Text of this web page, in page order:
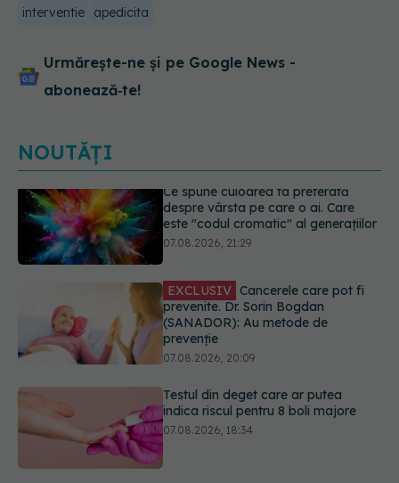
interventie
apedicita
Urmărește-ne și pe Google News -
abonează‑te!
NOUTĂȚI
EXCLUSIV Cancerele care pot fi
prevenite. Dr. Sorin Bogdan
(SANADOR): Au metode de
07.08.2026, 20:09
Testul din deget care ar putea
indica riscul pentru 8 boli majore
07.08.2026, 18:34
Dieta care poate crește brusc
colesterolul. Cine este mai expus